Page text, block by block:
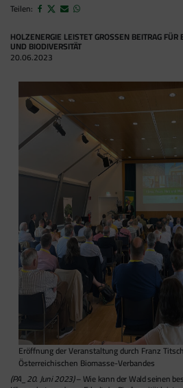
Teilen:
HOLZENERGIE LEISTET GROSSEN BEITRAG FÜR
ND BIODIVERSITÄT
20.06.2023
Eröffnung der Veranstaltung durch Franz
Österreichischen Biomasse-Verbandes
(PA_20. Juni 2023)– Wie kann der Wald seinen